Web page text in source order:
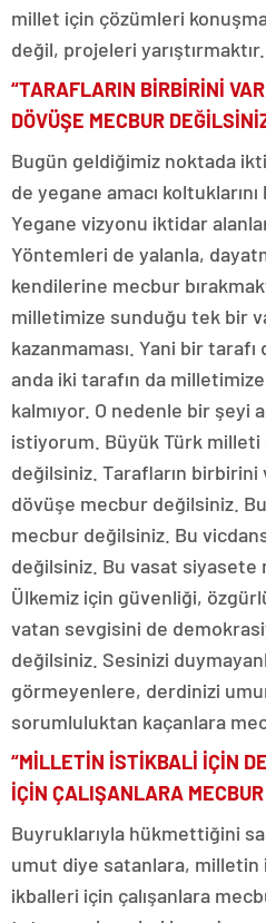
millet için çözümleri
değil, projeleri yarıştırmaktır.
“TARAFLARIN BİRBİRİNİ
DÖVÜŞE MECBUR
Bugün geldiğimiz noktada
de yegane amacı
Yegane vizyonu iktidar
Yöntemleri de yalanla,
kendilerine mecbur
milletimize sunduğu tek bir
kazanmaması. Yani bir
anda iki tarafın da
kalmıyor. O nedenle bir şeyi
istiyorum. Büyük Türk milleti
değilsiniz. Tarafların birbirini
dövüşe mecbur değilsiniz.
mecbur değilsiniz. Bu
değilsiniz. Bu vasat siyasete
Ülkemiz için güvenliği,
vatan sevgisini de
değilsiniz. Sesinizi
görmeyenlere, derdinizi
sorumluluktan kaçanlara
“MİLLETİN İSTİKBALİ İÇİN
İÇİN ÇALIŞANLARA
Buyruklarıyla hükmettiğini
umut diye satanlara,
ikballeri için çalışanlara